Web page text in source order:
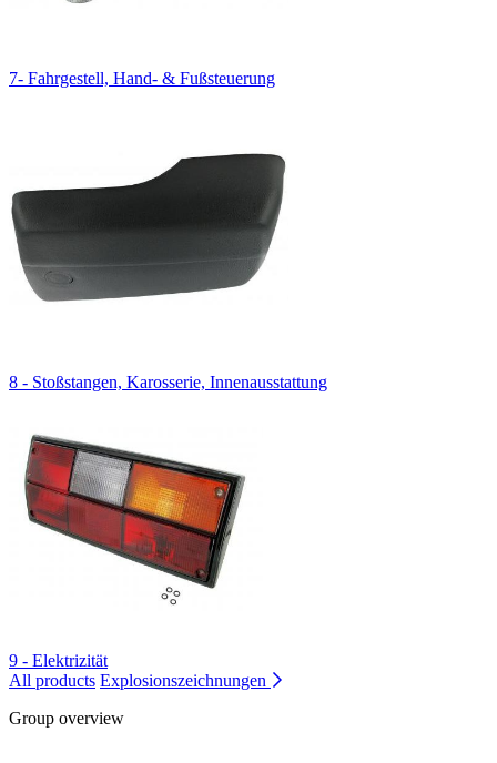
7- Fahrgestell, Hand- & Fußsteuerung
8 - Stoßstangen, Karosserie, Innenausstattung
9 - Elektrizität
All products Explosionszeichnungen
Group overview